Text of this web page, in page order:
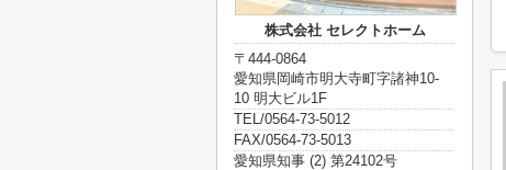
株式会社 セレクトホーム
〒444-0864
愛知県岡崎市明大寺町字諸神10-
10 明大ビル1F
TEL/0564-73-5012
FAX/0564-73-5013
愛知県知事 (2) 第24102号